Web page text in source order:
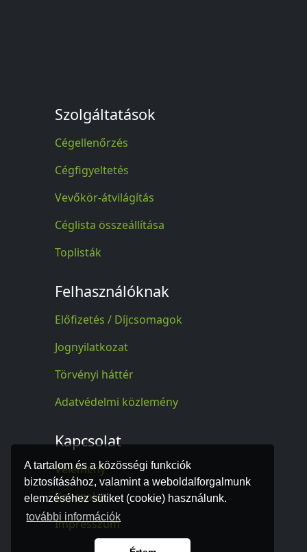
A tartalom és a közösségi funkciók
biztosításához, valamint a weboldalforgalmunk
elemzéséhez sütiket (cookie) használunk.
további információk
Szolgáltatások
Cégellenőrzés
Cégfigyeltetés
Vevőkör-átvilágítás
Céglista összeállítása
Toplisták
Felhasználóknak
Előfizetés / Díjcsomagok
Jognyilatkozat
Törvényi háttér
Adatvédelmi közlemény
Kapcsolat
Vélemény
Kapcsolat
Impresszum